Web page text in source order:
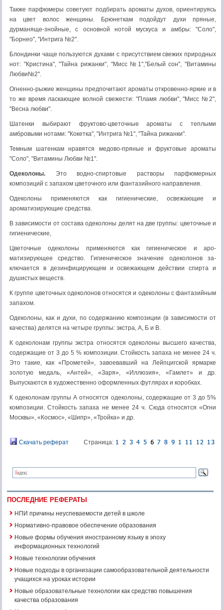
Также парфюмеры советуют подбирать ароматы духов, ориентируясь
на цвет волос женщины. Брюнеткам подойдут духи пряные,
дурманяще-знойные, с основной нотой мускуса и амбры: "Соло",
"Борнео", "Интрига №2".
Блондинки чаще пользуются духами с присутствием свежих природных
нот: "Кристина", "Тайна рижанки", "Мисс №1","Белый сон", "Витамины
Любви№2".
Огненно-рыжие женщины предпочитают ароматы откровенно-яркие и в
то же время ласкающие волной свежести: "Пламя любви", "Мисс №2",
"Весна любви".
Шатенки выбирают фруктово-цветочные ароматы с теплыми
амбровыми нотами: "Кокетка", "Интрига №1", "Тайна рижанки".
Темным шатенкам нравятся медово-пряные и фруктовые ароматы
"Соло", "Витамины Любви №1".
Одеколоны.
Это водно-спиртовые растворы парфюмерных
композиций с запахом цветочного или фантазийного направления.
Одеколоны применяются как гигиенические, освежающие и
ароматизирующие средства.
В зависимости от состава одеколоны делят на две группы: цветочные и
гигиенические,
Цветочные одеколоны применяются как гигиеническое и аро­
матизирующее средство. Гигиеническое значение одеколонов за­
ключается в дезинфицирующем и освежающем действии спирта и
душистых веществ.
К группе цветочных одеколонов относятся и одеколоны с фантазийным
запахом.
Одеколоны, как и духи, по содержанию композиции (в за­висимости от
качества) делятся на четыре группы: экстра, А, Б и В.
К одеколонам группы экстра относятся одеколо­ны высшего качества,
содержащие от 3 до 5 % композиции. Стойкость запаха не менее 24 ч.
Это такие, как «Прометей», завоевавший на Лейпцигской ярмарке
золотую медаль, «Антей», «Заря», «Иллюзия», «Гамлет» и др.
Выпускаются в художественно оформленных футлярах и коробках.
К одеколонам группы А относятся одеколоны, со­держащие от 3 до 5%
композиции. Стойкость запаха не менее 24 ч. Сюда относятся «Огни
Москвы», «Космос», «Шипр», «Тройка» и др.
Скачать реферат Страница:
ПОСЛЕДНИЕ РЕФЕРАТЫ
НПИ причины неуспеваемости детей в школе
Нормативно-правовое обеспечение образования
Новые формы обучения иностранному языку в эпоху
информационных технологий
Новые технологии обучения
Новые подходы в организации самообразовательной деятельности
учащихся на уроках истории
Новые образовательные технологии как средство повышения
качества образования